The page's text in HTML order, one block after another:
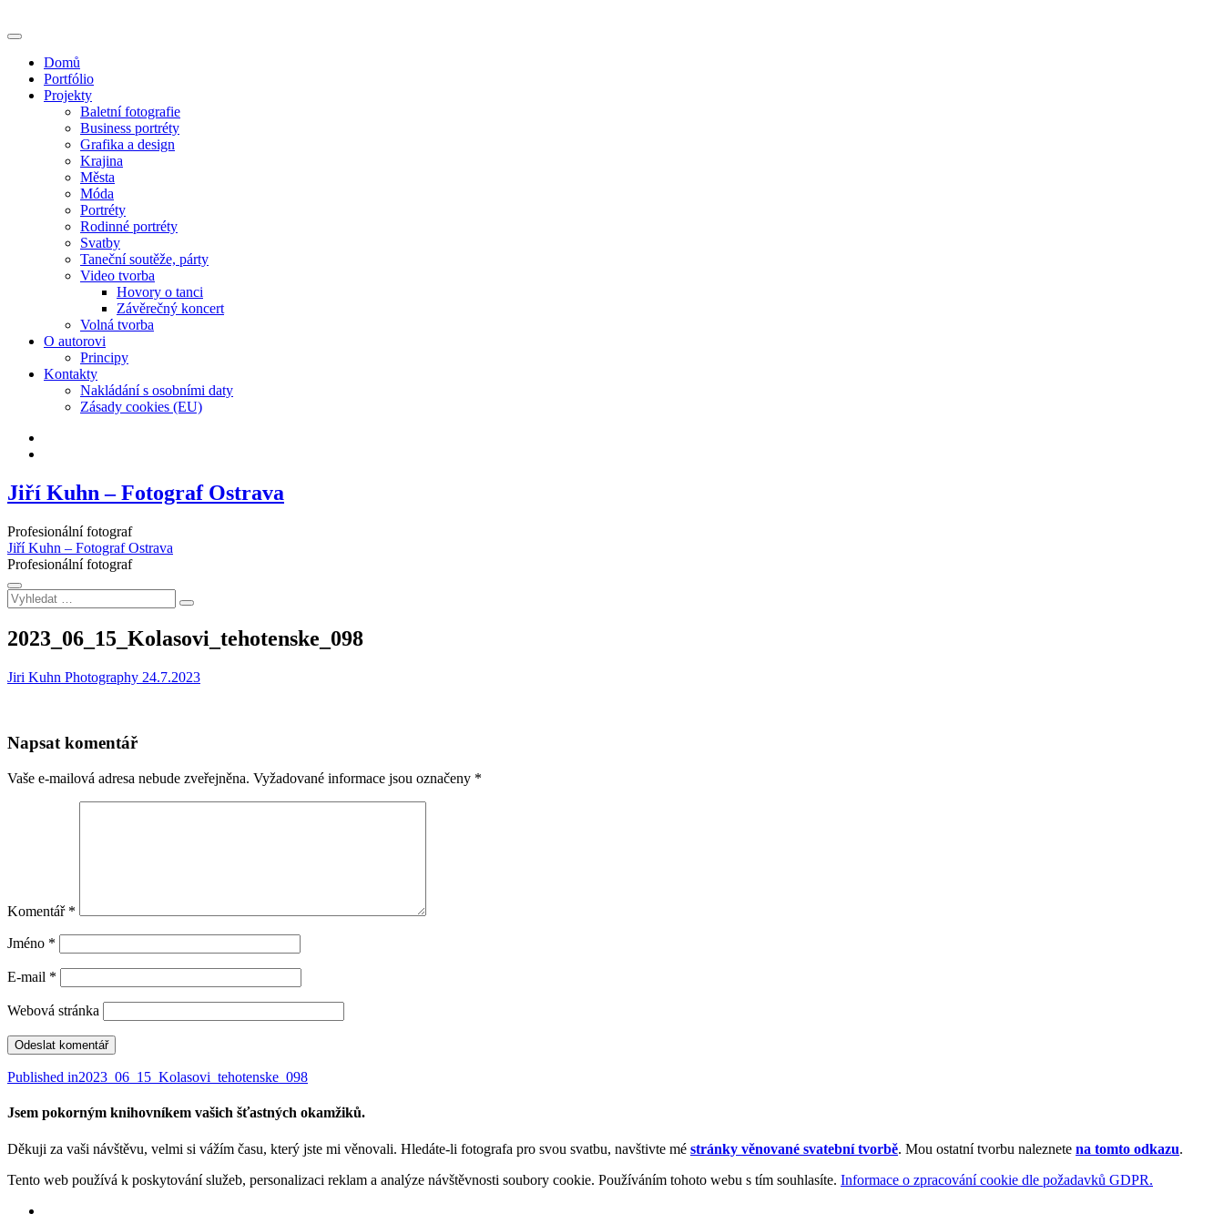
to
Domů
Portfólio
Projekty
Baletní fotografie
Business portréty
Grafika a design
Krajina
Města
Móda
Portréty
Rodinné portréty
Svatby
Taneční soutěže, párty
Video tvorba
Hovory o tanci
Závěrečný koncert
Volná tvorba
O autorovi
Principy
Kontakty
Nakládání s osobními daty
Zásady cookies (EU)
Jiří Kuhn – Fotograf Ostrava
Profesionální fotograf
Jiří Kuhn – Fotograf Ostrava
Profesionální fotograf
Vyhledat
…
2023_06_15_Kolasovi_tehotenske_098
Jiri Kuhn Photography 24.7.2023
Napsat komentář
Vaše e-mailová adresa nebude zveřejněna. Vyžadované informace jsou označeny *
Komentář *
Jméno *
E-mail *
Webová stránka
Navigace
pro
Published in2023_06_15_Kolasovi_tehotenske_098
Jsem pokorným knihovníkem vašich šťastných okamžiků.
Děkuji za vaši návštěvu, velmi si vážím času, který jste mi věnovali. Hledáte-li fotografa pro svou svatbu, navštivte mé stránky věnované svatební tvorbě. Mou ostatní tvorbu naleznete na tomto odkazu.
Tento web používá k poskytování služeb, personalizaci reklam a analýze návštěvnosti soubory cookie. Používáním tohoto webu s tím souhlasíte. Informace o zpracování cookie dle požadavků GDPR.